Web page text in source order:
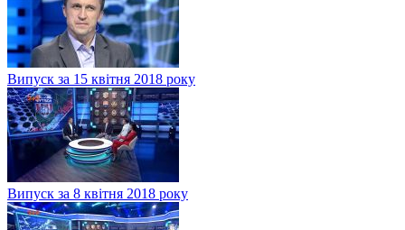
Випуск за 15 квітня 2018 року
Випуск за 8 квітня 2018 року